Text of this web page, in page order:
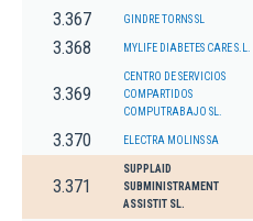
3.367 GINDRE TORNS SL
3.368 MYLIFE DIABETES CARE S.L.
3.369
CENTRO DE SERVICIOS
COMPARTIDOS
COMPUTRABAJO SL.
3.370 ELECTRA MOLINS SA
3.371
SUPPLAID
SUBMINISTRAMENT
ASSISTIT SL.